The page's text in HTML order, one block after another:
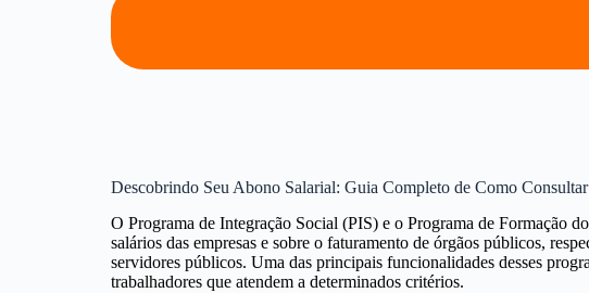
Descobrindo Seu Abono Salarial: Guia Completo de Como
O Programa de Integração Social (PIS) e o Programa de Formação
salários das empresas e sobre o faturamento de órgãos públicos,
servidores públicos. Uma das principais funcionalidades desses
trabalhadores que atendem a determinados critérios.